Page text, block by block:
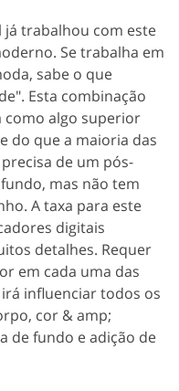
trabalhou com este
Se trabalha em
sabe o que
Esta combinação
como algo superior
do que a maioria das
de um pós-
mas não tem
A taxa para este
digitais
detalhes. Requer
em cada uma das
influenciar todos os
cor & amp;
de fundo e adição de